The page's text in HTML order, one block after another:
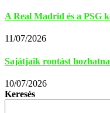
A Real Madrid és a PSG
11/07/2026
Sajátjaik rontást
10/07/2026
Keresés